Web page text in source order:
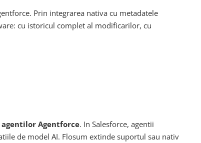
Prin integrarea nativa cu metadatele
cu istoricul complet al modificarilor, cu
Agentforce. In Salesforce, agentii
de model AI. Flosum extinde suportul sau nativ